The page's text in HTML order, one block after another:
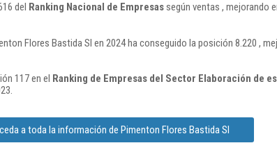
del Ranking Nacional de Empresassegún ventas , mejorando
Flores Bastida Sl en 2024 ha conseguido la posición 8.220 ,
117 en el Ranking de Empresas del Sector Elaboración de
a toda la información de Pimenton Flores Bastida Sl